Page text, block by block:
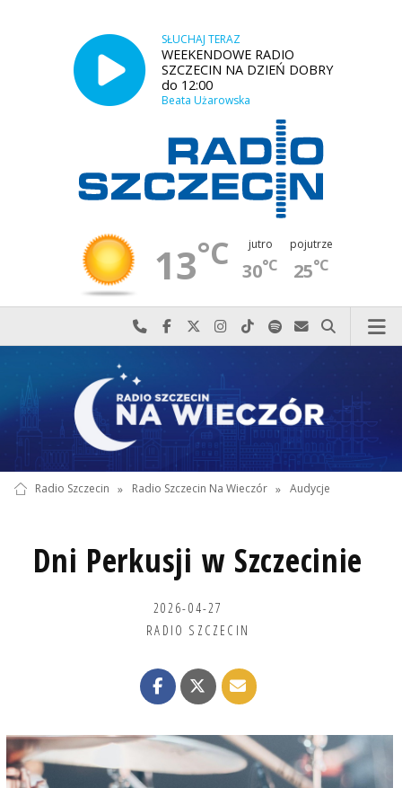
SŁUCHAJ TERAZ
WEEKENDOWE RADIO
SZCZECIN NA DZIEŃ DOBRY
do 12:00
Beata Użarowska
13°C jutro
30°C
pojutrze
25°C
Najlepiej po prostu do nas zadzwoń
Odwiedź nas na Facebook-u
Odwiedź nas na X
Odwiedź nas na Instagram-ie
Odwiedź nas na TikTok-u
Szukaj nas na Spotify
Wyślij do nas
Szukaj
Radio Szczecin » Radio Szczecin Na Wieczór » Audycje
Dni Perkusji w Szczecinie
2026-04-27
RADIO SZCZECIN